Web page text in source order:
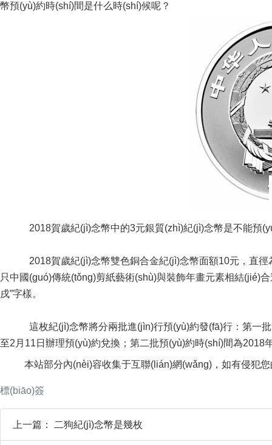
幣預(yù)約時(shí)間是什么時(shí)候呢？
2018賀歲紀(jì)念幣中的3元銀質(zhì)紀(jì)念幣是不能預
2018賀歲紀(jì)念幣雙色銅合金紀(jì)念幣面額10元，直徑
只中國(guó)傳統(tǒng)剪紙藝術(shù)與裝飾年畫元素相結(jié)
戌”字樣。
這枚紀(jì)念幣將分兩批進(jìn)行預(yù)約發(fā)行：第一批
至2月11日辦理預(yù)約兌換；第二批預(yù)約時(shí)間為2018年
本站部分內(nèi)容收集于互聯(lián)網(wǎng)，如有侵犯
標(biāo)簽
上一篇： 二狗紀(jì)念幣是幾枚